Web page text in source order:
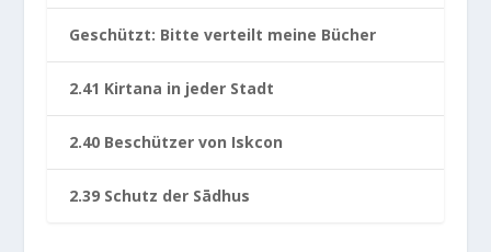
Geschützt: Bitte ver­teilt meine Bücher
2.41 Kir­tana in jeder Stadt
2.40 Beschützer von Iskcon
2.39 Schutz der Sādhus